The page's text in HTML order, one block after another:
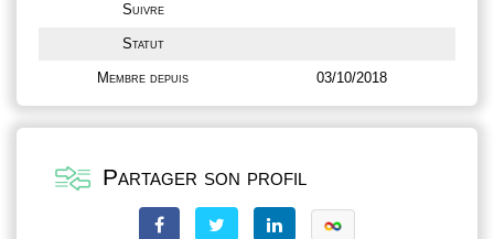
Suivre
Statut
Membre depuis 03/10/2018
Partager son profil